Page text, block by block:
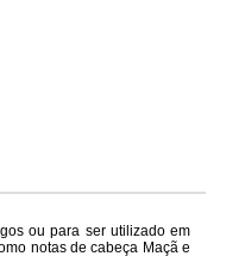
ou para ser utilizado em
notas de cabeça Maçã e